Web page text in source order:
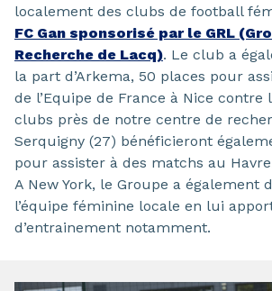
localement des clubs de football
FC Gan sponsorisé par le GRL
Recherche de Lacq). Le club a
la part d’Arkema, 50 places pour
de l’Equipe de France à Nice contre
clubs près de notre centre de
Serquigny (27) bénéficieront
pour assister à des matchs au
A New York, le Groupe a également
l’équipe féminine locale en lui
d’entrainement notamment.